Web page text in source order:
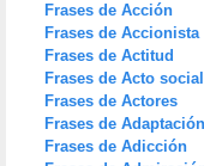
Frases de Acción
Frases de Accionista
Frases de Actitud
Frases de Acto social
Frases de Actores
Frases de Adaptación
Frases de Adicción